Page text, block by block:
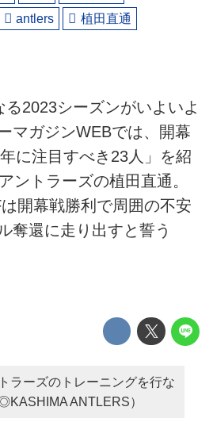
antlers
植田直通
2023シーズンがいよいよ
マガジンWEBでは、開幕
に注目すべき23人」を紹
ントラーズの植田直通。
開幕戦勝利で周囲の不安
奪還に走り出すと誓う
ラーズのトレーニングを行な
ANTLERS）